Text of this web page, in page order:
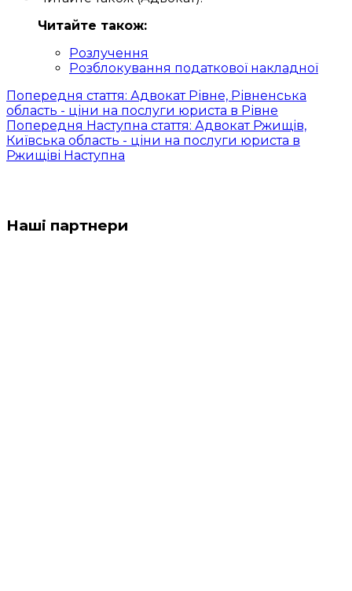
Читайте також:
Розлучення
Розблокування податкової накладної
Попередня стаття: Адвокат Рівне, Рівненська
область - ціни на послуги юриста в Рівне
Попередня Наступна стаття: Адвокат Ржищів,
Київська область - ціни на послуги юриста в
Ржищіві Наступна
Наші партнери